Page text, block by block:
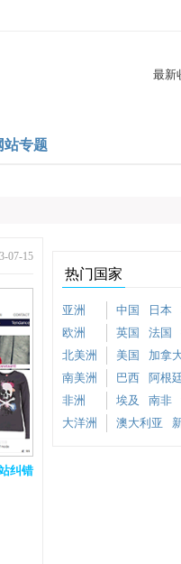
最新
站专题
07-15
纠错
热门国家
亚洲 中国 日本
欧洲
英国 法国
北美洲
美国 加拿
南美洲
巴西 阿根
非洲
埃及 南非
大洋洲
澳大利亚